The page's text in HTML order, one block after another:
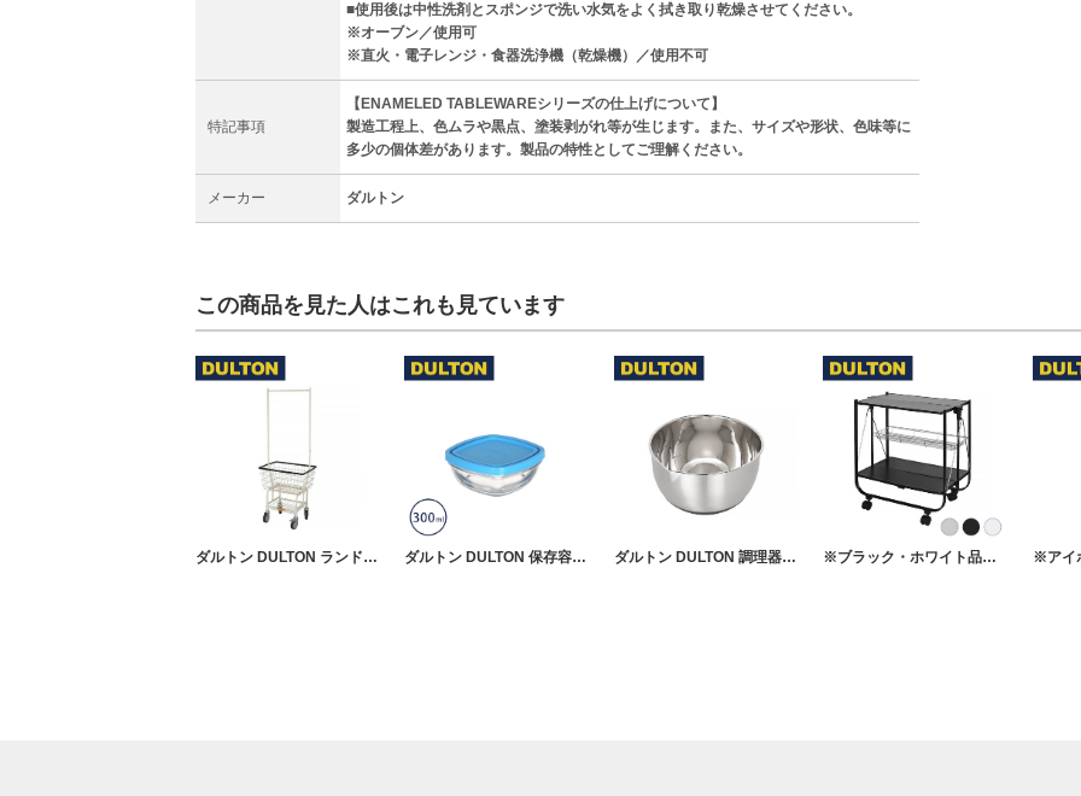
■使用後は中性洗剤とスポンジで洗い水気をよく拭き取り乾燥させてください。
※オーブン／使用可
※直火・電子レンジ・食器洗浄機（乾燥機）／使用不可
特記事項
【ENAMELED TABLEWAREシリーズの仕上げについて】
製造工程上、色ムラや黒点、塗装剥がれ等が生じます。また、サイズや形状、色味等に
多少の個体差があります。製品の特性としてご理解ください。
メーカー ダルトン
この商品を見た人はこれも見ています
ダルトン DULTON ランドリーカート ラック ダルトン DULTON 保存容器 密閉 ガラス タッパー 300ml ダルトン DULTON 調理器具 ステンレススチール ボウル S ※ブラック・ホワイト品切れ ダルトン DULTON キッチン ワゴン フォールディング トローリー